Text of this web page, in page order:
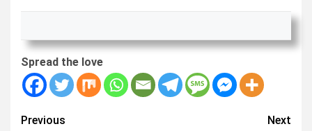
Spread the love
Continue
Previous
Next